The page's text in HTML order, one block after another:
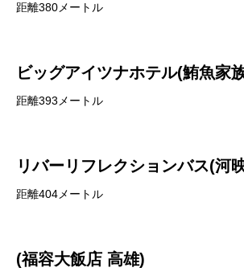
距離380メートル
ビッグアイツナホテル(鮪魚家
距離393メートル
リバーリフレクションバス(河
距離404メートル
(福容大飯店 高雄)